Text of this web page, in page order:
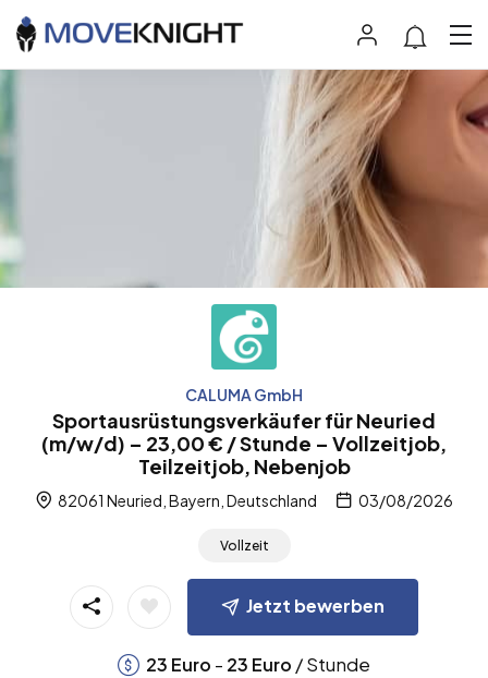
CALUMA GmbH
Sportausrüstungsverkäufer für Neuried
(m/w/d) – 23,00 € / Stunde – Vollzeitjob,
Teilzeitjob, Nebenjob
82061 Neuried, Bayern, Deutschland 03/08/2026
Vollzeit
Jetzt bewerben
23 Euro - 23 Euro / Stunde